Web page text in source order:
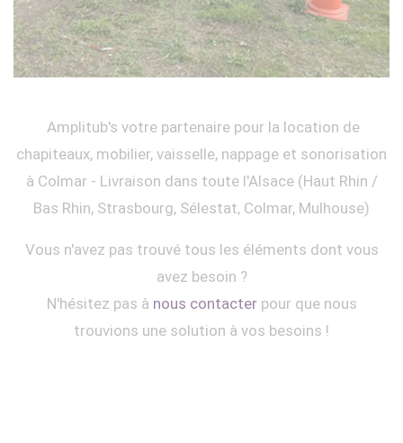
Amplitub's votre partenaire pour la location de
chapiteaux, mobilier, vaisselle, nappage et sonorisation
à Colmar - Livraison dans toute l'Alsace (Haut Rhin /
Bas Rhin, Strasbourg, Sélestat, Colmar, Mulhouse)
Vous n'avez pas trouvé tous les éléments dont vous
avez besoin ?
N'hésitez pas à nous contacterpour que nous
trouvions une solution à vos besoins !